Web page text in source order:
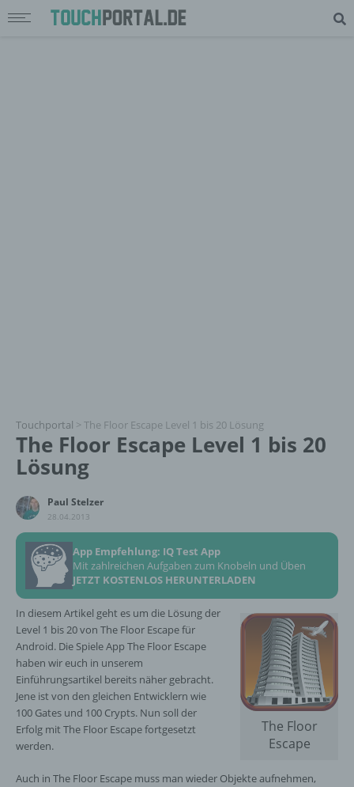
Touchportal > The Floor Escape Level 1 bis 20 Lösung
The Floor Escape Level 1 bis 20
Lösung
Paul Stelzer
28.04.2013
App Empfehlung: IQ Test App
Mit zahlreichen Aufgaben zum Knobeln und Üben
JETZT KOSTENLOS HERUNTERLADEN
The Floor
Escape
In diesem Artikel geht es um die Lösung der
Level 1 bis 20 von The Floor Escape für
Android. Die Spiele App The Floor Escape
haben wir euch in unserem
Einführungsartikel bereits näher gebracht.
Jene ist von den gleichen Entwicklern wie
100 Gates und 100 Crypts. Nun soll der
Erfolg mit The Floor Escape fortgesetzt
werden.
Auch in The Floor Escape muss man wieder Objekte aufnehmen,